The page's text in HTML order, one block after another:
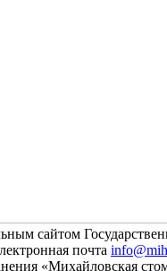
сайтом
почта
«Михайловская